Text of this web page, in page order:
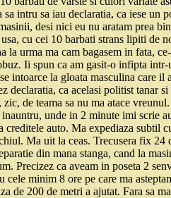
intru sa iau declaratia, ca iese un
desi nici eu nu aratam prea
cu cei 10 barbati strans lipiti de
la urma ma cam bagasem in fata,
Ii spun ca am gasit-o infipta
intoarce la gloata masculina care
declaratia, ca acelasi politist tanar
de teama sa nu ma atace
unde in 2 minute imi scrie
creditele auto. Ma expediaza subtil
Ma uit la ceas. Trecusera fix 24
din mana stanga, cand la
Precizez ca aveam in poseta 2
minim 8 ore pe care ma
de 200 de metri a ajutat. Fara sa